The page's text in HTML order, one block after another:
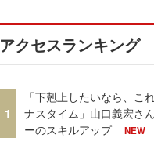
アクセスランキング
1
「下剋上したいなら、こ
ナスタイム」山口義宏さ
ーのスキルアップ
NEW